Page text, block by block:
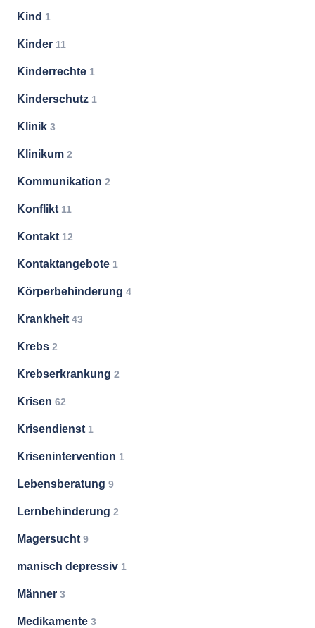
Kind 1
Kinder 11
Kinderrechte 1
Kinderschutz 1
Klinik 3
Klinikum 2
Kommunikation 2
Konflikt 11
Kontakt 12
Kontaktangebote 1
Körperbehinderung 4
Krankheit 43
Krebs 2
Krebserkrankung 2
Krisen 62
Krisendienst 1
Krisenintervention 1
Lebensberatung 9
Lernbehinderung 2
Magersucht 9
manisch depressiv 1
Männer 3
Medikamente 3